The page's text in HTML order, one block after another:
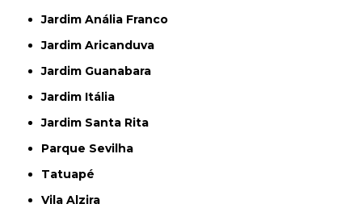
Jardim Anália Franco
Jardim Aricanduva
Jardim Guanabara
Jardim Itália
Jardim Santa Rita
Parque Sevilha
Tatuapé
Vila Alzira